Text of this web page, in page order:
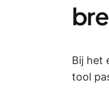
Bij het
tool